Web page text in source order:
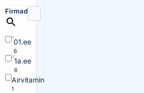
Firmad
01.ee
6
1a.ee
6
Airvitamin
1